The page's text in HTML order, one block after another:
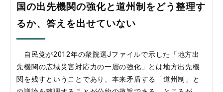
国の出先機関の強化と道州制をどう整理す
るか、答えを出せていない
自民党が2012年の衆院選Jファイルで示した「地方出
先機関の広域災害対応力の一層の強化」とは地方出先機
関を残すということであり、本来矛盾する「道州制」と